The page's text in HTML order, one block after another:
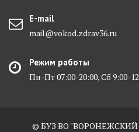
E-mail
mail@vokod.zdrav36.ru
Режим работы
Пн-Пт 07:00-20:00, Сб 9:00-
© БУЗ ВО